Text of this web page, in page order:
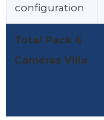
configuration
Total Pack 6
Caméras Villa